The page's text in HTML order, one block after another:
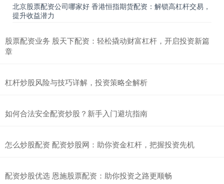
北京股票配资公司哪家好 香港恒指期货配资：解锁高杠杆交易，
提升收益潜力
股票配资业务 股天下配资：轻松撬动财富杠杆，开启投资新篇
章
杠杆炒股风险与技巧详解，投资策略全解析
如何合法安全配资炒股？新手入门避坑指南
怎么炒股配资 配资炒股网：助你资金杠杆，把握投资先机
配资炒股优选 恩施股票配资：助你投资之路更顺畅